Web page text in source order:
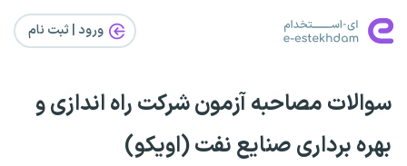
ورود | ثبت‌ نام
سوالات مصاحبه آزمون شرکت راه اندازی و
بهره برداری صنایع نفت (اویکو)